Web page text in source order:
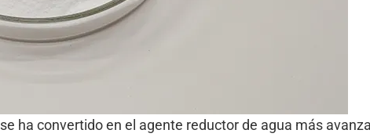
se ha convertido en el agente reductor de agua más